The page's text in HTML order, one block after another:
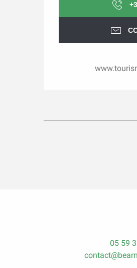
05 59